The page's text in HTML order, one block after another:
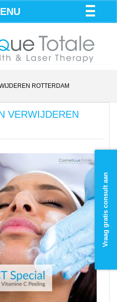
ROTTERDAM
VERWIJDEREN
Vraag gratis consult aan